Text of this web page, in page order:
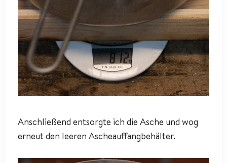
Anschließend entsorgte ich die Asche und wog
erneut den leeren Ascheauffangbehälter.